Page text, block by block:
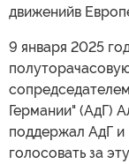
движенийв
9 января 2025
Германии" (АдГ)
поддержал АдГ и
голосовать за